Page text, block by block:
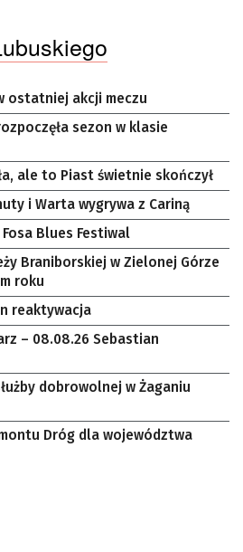
ostatniej akcji meczu
sezon w klasie
ale to Piast świetnie skończył
i Warta wygrywa z Cariną
Blues Festiwal
Braniborskiej w Zielonej Górze
roku
reaktywacja
– 08.08.26 Sebastian
dobrowolnej w Żaganiu
Dróg dla województwa